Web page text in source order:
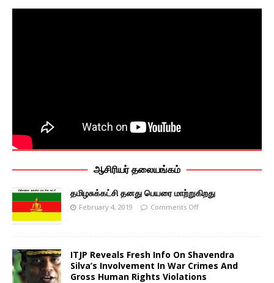
ஆசிரியர் தலையங்கம்
தமிழசுக்கட்சி தனது பெயரை மாற்றுகிறது
February 4, 2019 Comments Off
ITJP Reveals Fresh Info On Shavendra
Silva’s Involvement In War Crimes And
Gross Human Rights Violations